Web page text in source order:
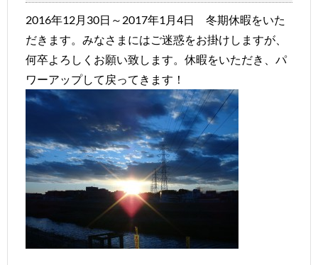
2016年12月30日～2017年1月4日 冬期休暇をいた
だきます。みなさまにはご迷惑をお掛けしますが、
何卒よろしくお願い致します。休暇をいただき、パ
ワーアップして戻ってきます！